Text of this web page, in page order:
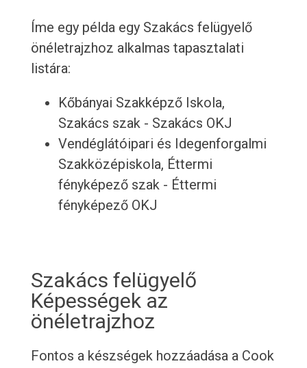
Íme egy példa egy Szakács felügyelő
önéletrajzhoz alkalmas tapasztalati
listára:
Kőbányai Szakképző Iskola,
Szakács szak - Szakács OKJ
Vendéglátóipari és Idegenforgalmi
Szakközépiskola, Éttermi
fényképező szak - Éttermi
fényképező OKJ
Szakács felügyelő
Képességek az
önéletrajzhoz
Fontos a készségek hozzáadása a Cook